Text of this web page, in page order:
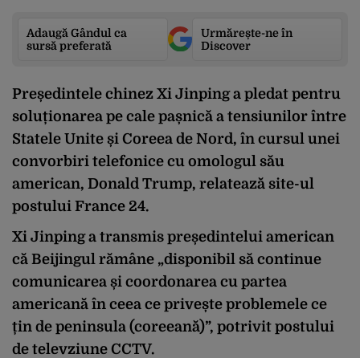
Adaugă Gândul ca
sursă preferată
Urmărește-ne în
Discover
Președintele chinez Xi Jinping a pledat pentru
soluționarea pe cale pașnică a tensiunilor între
Statele Unite și Coreea de Nord, în cursul unei
convorbiri telefonice cu omologul său
american, Donald Trump, relatează site-ul
postului France 24.
Xi Jinping a transmis președintelui american
că Beijingul rămâne „disponibil să continue
comunicarea și coordonarea cu partea
americană în ceea ce privește problemele ce
țin de peninsula (coreeană)”, potrivit postului
de televziune CCTV.